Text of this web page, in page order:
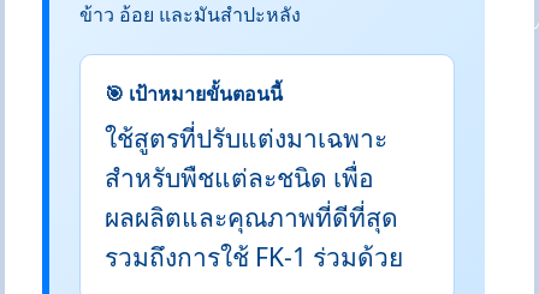
ข้าว อ้อย และมันสำปะหลัง
🎯 เป้าหมายขั้นตอนนี้
ใช้สูตรที่ปรับแต่งมาเฉพาะ
สำหรับพืชแต่ละชนิด เพื่อ
ผลผลิตและคุณภาพที่ดีที่สุด
รวมถึงการใช้ FK-1 ร่วมด้วย